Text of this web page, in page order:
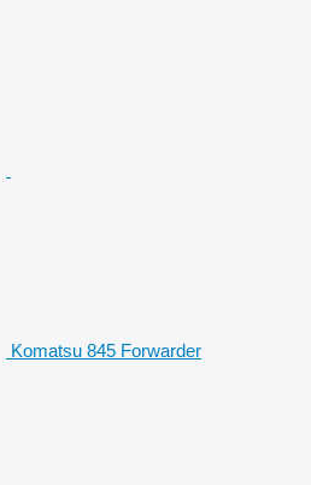
Komatsu 845 Forwarder